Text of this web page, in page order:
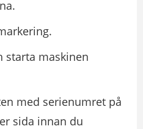
starta maskinen
med serienumret på
sida innan du